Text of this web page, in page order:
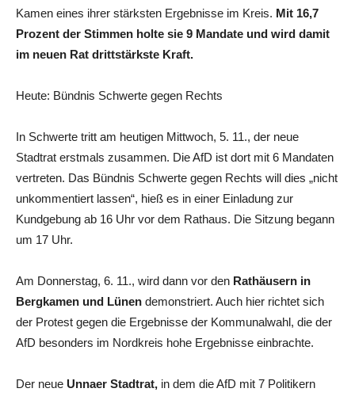
Kamen eines ihrer stärksten Ergebnisse im Kreis. Mit 16,7
Prozent der Stimmen holte sie 9 Mandate und wird damit
im neuen Rat drittstärkste Kraft.
Heute: Bündnis Schwerte gegen Rechts
In Schwerte tritt am heutigen Mittwoch, 5. 11., der neue
Stadtrat erstmals zusammen. Die AfD ist dort mit 6 Mandaten
vertreten. Das Bündnis Schwerte gegen Rechts will dies „nicht
unkommentiert lassen“, hieß es in einer Einladung zur
Kundgebung ab 16 Uhr vor dem Rathaus. Die Sitzung begann
um 17 Uhr.
Am Donnerstag, 6. 11., wird dann vor den Rathäusern in
Bergkamen und Lünen demonstriert. Auch hier richtet sich
der Protest gegen die Ergebnisse der Kommunalwahl, die der
AfD besonders im Nordkreis hohe Ergebnisse einbrachte.
Der neue Unnaer Stadtrat, in dem die AfD mit 7 Politikern